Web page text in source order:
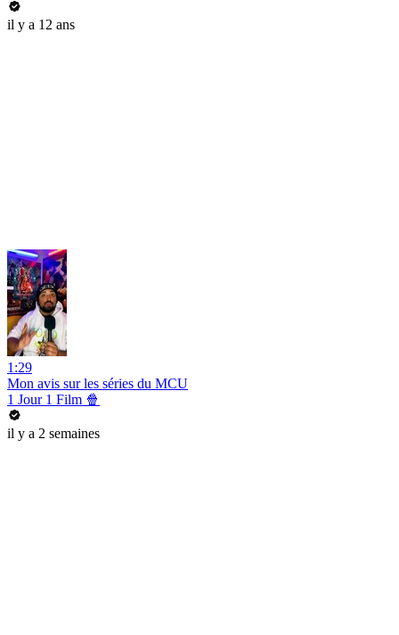
il y a 12 ans
1:29
Mon avis sur les séries du MCU
1 Jour 1 Film 🍿
il y a 2 semaines